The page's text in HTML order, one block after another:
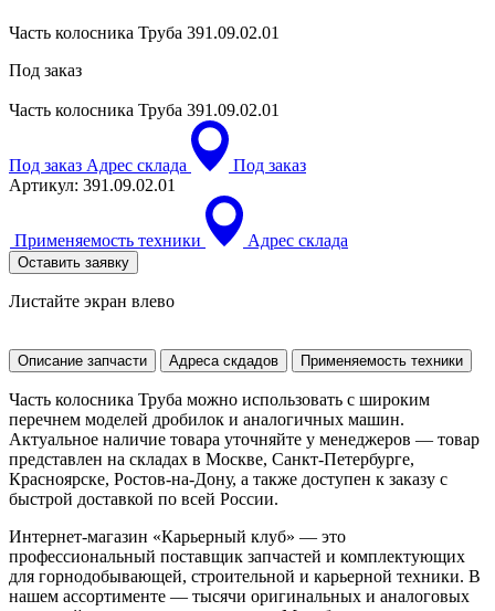
Часть колосника Труба 391.09.02.01
Под заказ
Часть колосника Труба 391.09.02.01
Под заказ Адрес склада
Под заказ
Артикул: 391.09.02.01
Применяемость техники Адрес склада
Оставить заявку
Листайте экран влево
Описание запчасти Адреса скдадов Применяемость техники
Часть колосника Труба можно использовать с широким
перечнем моделей дробилок и аналогичных машин.
Актуальное наличие товара уточняйте у менеджеров — товар
представлен на складах в Москве, Санкт-Петербурге,
Красноярске, Ростов-на-Дону, а также доступен к заказу с
быстрой доставкой по всей России.
Интернет-магазин «Карьерный клуб» — это
профессиональный поставщик запчастей и комплектующих
для горнодобывающей, строительной и карьерной техники. В
нашем ассортименте — тысячи оригинальных и аналоговых